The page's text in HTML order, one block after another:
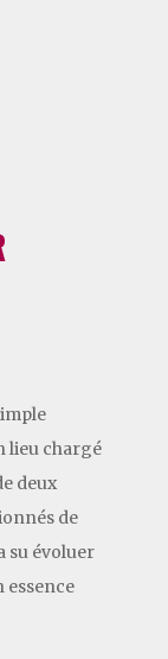
lieu chargé
deux
de
su évoluer
essence